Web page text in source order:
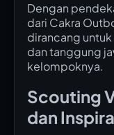
Dengan
dari Cakra
dirancang
dan tanggung
kelompoknya.
Scouting
dan